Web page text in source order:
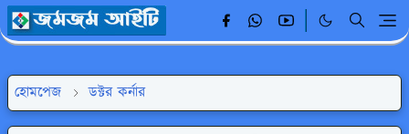
হোমপেজ ডক্টর কর্নার